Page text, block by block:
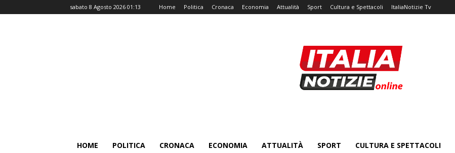
sabato 8 Agosto 2026 01:13 Home Politica Cronaca Economia Attualità Sport Cultura e Spettacoli ItaliaNotizie Tv
HOME POLITICA CRONACA ECONOMIA ATTUALITÀ SPORT CULTURA E SPETTACOLI